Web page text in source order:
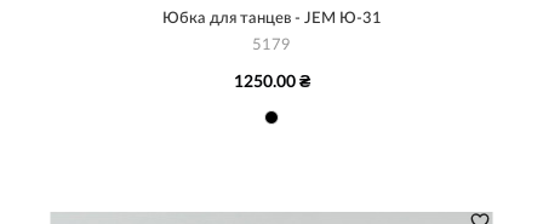
Юбка для танцев - JEM Ю-31
5179
1250.00 ₴